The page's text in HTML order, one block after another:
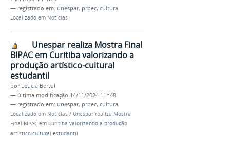
— registrado em: unespar, proec, cultura
Localizado em Notícias
Unespar realiza Mostra Final
BIPAC em Curitiba valorizando a
produção artístico-cultural
estudantil
por Leticia Bertoli
— última modificação 14/11/2024 11h48
— registrado em: unespar, proec, cultura
Localizado em Notícias / Unespar realiza Mostra
Final BIPAC em Curitiba valorizando a produção
artístico-cultural estudantil